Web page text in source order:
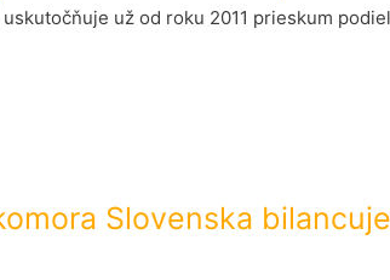
už od roku 2011 prieskum
Slovenska